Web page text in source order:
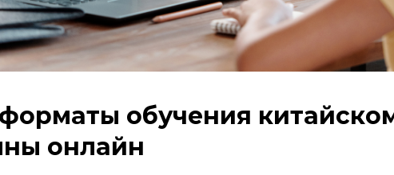
обучения
онлайн